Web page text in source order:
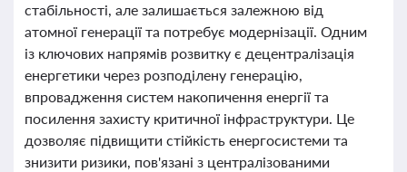
стабільності, але залишається залежною від
атомної генерації та потребує модернізації. Одним
із ключових напрямів розвитку є децентралізація
енергетики через розподілену генерацію,
впровадження систем накопичення енергії та
посилення захисту критичної інфраструктури. Це
дозволяє підвищити стійкість енергосистеми та
знизити ризики, пов'язані з централізованими